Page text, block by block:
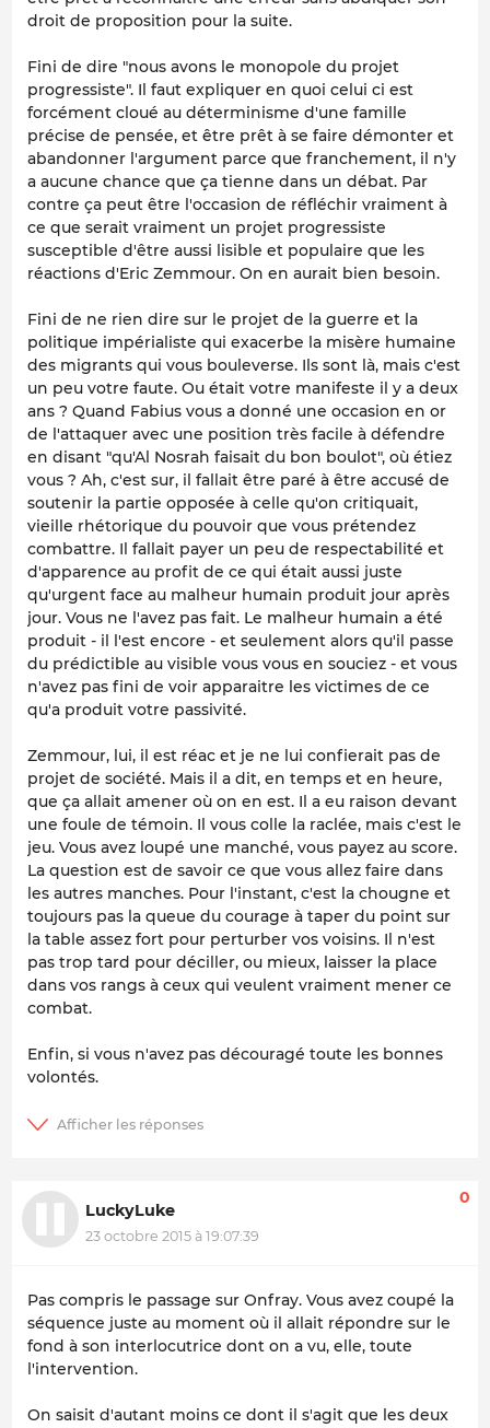
droit de proposition pour la suite.
Fini de dire "nous avons le monopole du projet
progressiste". Il faut expliquer en quoi celui ci est
forcément cloué au déterminisme d'une famille
précise de pensée, et être prêt à se faire démonter et
abandonner l'argument parce que franchement, il n'y
a aucune chance que ça tienne dans un débat. Par
contre ça peut être l'occasion de réfléchir vraiment à
ce que serait vraiment un projet progressiste
susceptible d'être aussi lisible et populaire que les
réactions d'Eric Zemmour. On en aurait bien besoin.
Fini de ne rien dire sur le projet de la guerre et la
politique impérialiste qui exacerbe la misère humaine
des migrants qui vous bouleverse. Ils sont là, mais c'est
un peu votre faute. Ou était votre manifeste il y a deux
ans ? Quand Fabius vous a donné une occasion en or
de l'attaquer avec une position très facile à défendre
en disant "qu'Al Nosrah faisait du bon boulot", où étiez
vous ? Ah, c'est sur, il fallait être paré à être accusé de
soutenir la partie opposée à celle qu'on critiquait,
vieille rhétorique du pouvoir que vous prétendez
combattre. Il fallait payer un peu de respectabilité et
d'apparence au profit de ce qui était aussi juste
qu'urgent face au malheur humain produit jour après
jour. Vous ne l'avez pas fait. Le malheur humain a été
produit - il l'est encore - et seulement alors qu'il passe
du prédictible au visible vous vous en souciez - et vous
n'avez pas fini de voir apparaitre les victimes de ce
qu'a produit votre passivité.
Zemmour, lui, il est réac et je ne lui confierait pas de
projet de société. Mais il a dit, en temps et en heure,
que ça allait amener où on en est. Il a eu raison devant
une foule de témoin. Il vous colle la raclée, mais c'est le
jeu. Vous avez loupé une manché, vous payez au score.
La question est de savoir ce que vous allez faire dans
les autres manches. Pour l'instant, c'est la chougne et
toujours pas la queue du courage à taper du point sur
la table assez fort pour perturber vos voisins. Il n'est
pas trop tard pour déciller, ou mieux, laisser la place
dans vos rangs à ceux qui veulent vraiment mener ce
combat.
Enfin, si vous n'avez pas découragé toute les bonnes
volontés.
LuckyLuke
23 octobre 2015 à 19:07:39
0
Pas compris le passage sur Onfray. Vous avez coupé la
séquence juste au moment où il allait répondre sur le
fond à son interlocutrice dont on a vu, elle, toute
l'intervention.
On saisit d'autant moins ce dont il s'agit que les deux